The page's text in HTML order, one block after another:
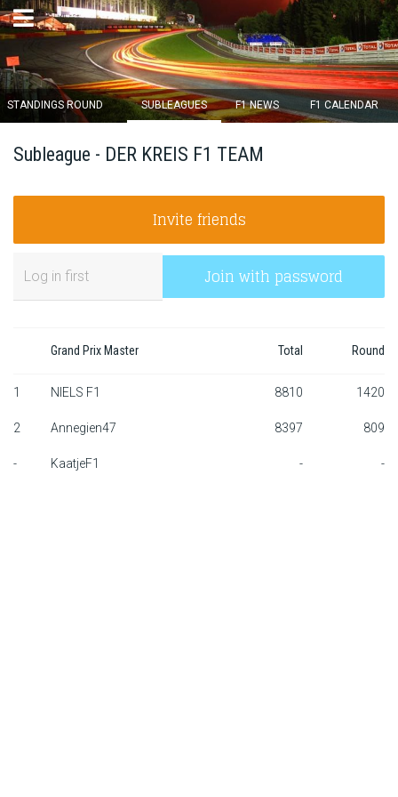
×
13d :
Login
Standings
Standings round
F1 calendar
Teams
STANDINGS ROUND SUBLEAGUES F1 NEWS F1 CALENDAR
Subleague - DER KREIS F1 TEAM
Invite friends
Join with password
Grand Prix Master Total Round
1 NIELS F1 8810 1420
2 Annegien47 8397 809
- KaatjeF1 - -